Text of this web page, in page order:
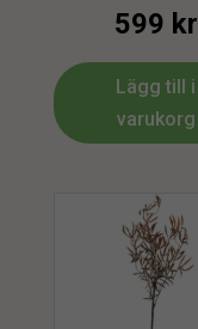
599 kr
Lägg till i
varukorg